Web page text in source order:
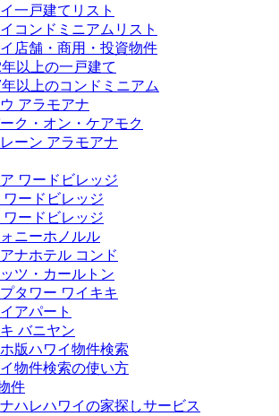
一戸建てリスト
コンドミニアムリスト
店舗・商用・投資物件
以上の一戸建て
以上のコンドミニアム
アラモアナ
ク・オン・ケアモク
ーン アラモアナ
ワードビレッジ
ワードビレッジ
ワードビレッジ
ニーホノルル
ナホテル コンド
ツ・カールトン
プタワー ワイキキ
アパート
バニヤン
版ハワイ物件検索
物件検索の使い方
件
ハレハワイの家探しサービス